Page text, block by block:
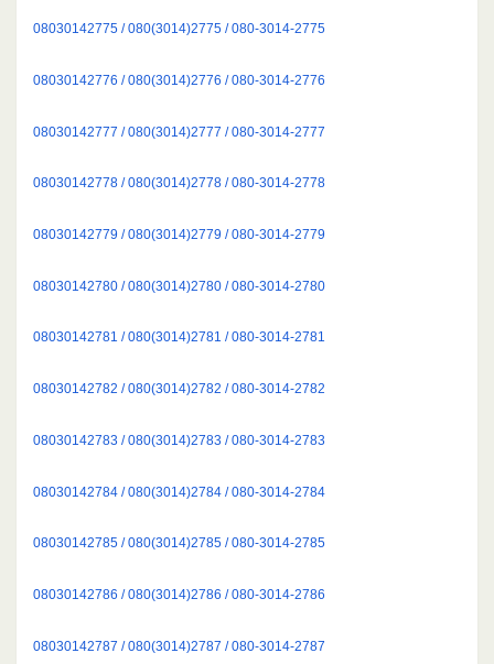
08030142775 / 080(3014)2775 / 080-3014-2775
08030142776 / 080(3014)2776 / 080-3014-2776
08030142777 / 080(3014)2777 / 080-3014-2777
08030142778 / 080(3014)2778 / 080-3014-2778
08030142779 / 080(3014)2779 / 080-3014-2779
08030142780 / 080(3014)2780 / 080-3014-2780
08030142781 / 080(3014)2781 / 080-3014-2781
08030142782 / 080(3014)2782 / 080-3014-2782
08030142783 / 080(3014)2783 / 080-3014-2783
08030142784 / 080(3014)2784 / 080-3014-2784
08030142785 / 080(3014)2785 / 080-3014-2785
08030142786 / 080(3014)2786 / 080-3014-2786
08030142787 / 080(3014)2787 / 080-3014-2787